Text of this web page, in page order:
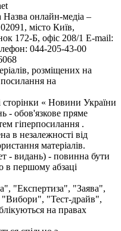
Назва онлайн-медіа –
місто Київ,
Б, офіс 208/1 E-mail:
044-205-43-00
розміщених на
посилання на
сторінки « Новини України
- обов'язкове пряме
гіперпосилання .
в незалежності від
матеріалів.
- видань) - повинна бути
в першому абзаці
"Експертиза", "Заява",
"Тест-драйв",
на правах